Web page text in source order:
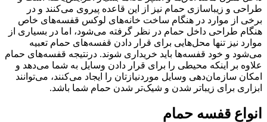
طراحی و زیباسازی حمام نیز از این قاعده پیروی می‌کنند و در
برخی از موارد در هنگام ساخت خانه‌های لوکس قفسه‌های خاص
هنگام طراحی داخل حمام در نظر گرفته می‌شود، اما در بسیاری از
موارد نیز تنها محل‌هایی برای قرار دادن قفسه‌های حمام تعبیه
می‌شود و خود قفسه‌ها باید خریداری شوند. درنتیجه قفسه‌های حمام
علاوه بر اینکه محیطی را برای قرار دادن وسایل به شما می‌دهد و
امکان سازمان‌دهی وسایل موردنیازتان را ایجاد می‌کنند، می‌توانند
ابزاری برای زیباتر شدن و شیک‌تر شدن حمام شما باشد.
انواع قفسه حمام